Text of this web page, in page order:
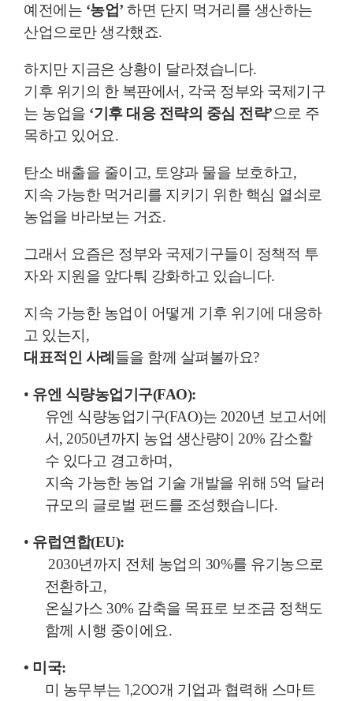
예전에는 ‘농업’ 하면 단지 먹거리를 생산하는
산업으로만 생각했죠.
하지만 지금은 상황이 달라졌습니다.
기후 위기의 한 복판에서, 각국 정부와 국제기구
는 농업을 ‘기후 대응 전략의 중심 전략’으로 주
목하고 있어요.
탄소 배출을 줄이고, 토양과 물을 보호하고,
지속 가능한 먹거리를 지키기 위한 핵심 열쇠로
농업을 바라보는 거죠.
그래서 요즘은 정부와 국제기구들이 정책적 투
자와 지원을 앞다퉈 강화하고 있습니다.
지속 가능한 농업이 어떻게 기후 위기에 대응하
고 있는지,
대표적인 사례 들을 함께 살펴볼까요?
• 유엔 식량농업기구(FAO):
유엔 식량농업기구(FAO)는 2020년 보고서에
서, 2050년까지 농업 생산량이 20% 감소할
수 있다고 경고하며,
지속 가능한 농업 기술 개발을 위해 5억 달러
규모의 글로벌 펀드를 조성했습니다.
• 유럽연합(EU):
2030년까지 전체 농업의 30%를 유기농으로
전환하고,
온실가스 30% 감축을 목표로 보조금 정책도
함께 시행 중이에요.
• 미국:
미 농무부는 1,200개 기업과 협력해 스마트